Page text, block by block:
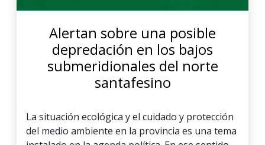
Alertan sobre una posible
depredación en los bajos
submeridionales del norte
santafesino
La situación ecológica y el cuidado y protección
del medio ambiente en la provincia es una tema